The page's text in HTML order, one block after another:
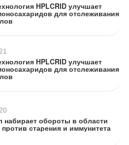
HPLCRID улучшает
для отслеживания
HPLCRID улучшает
для отслеживания
набирает обороты в области
старения и иммунитета